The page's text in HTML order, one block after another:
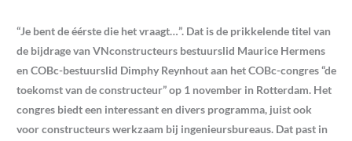
“Je bent de éérste die het vraagt…”. Dat is de prikkelende titel van
de bijdrage van VNconstructeurs bestuurslid Maurice Hermens
en COBc-bestuurslid Dimphy Reynhout aan het COBc-congres “de
toekomst van de constructeur” op 1 november in Rotterdam. Het
congres biedt een interessant en divers programma, juist ook
voor constructeurs werkzaam bij ingenieursbureaus. Dat past in